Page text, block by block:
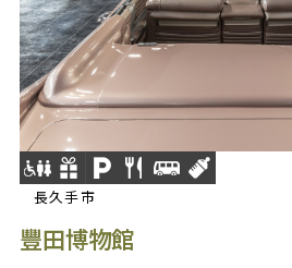
長久手市
豐田博物館